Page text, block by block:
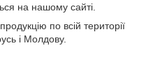
на нашому сайті.
по всій території
і Молдову.